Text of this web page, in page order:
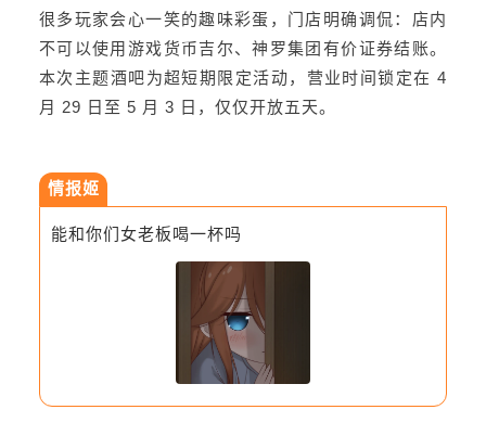
很多玩家会心一笑的趣味彩蛋，门店明确调侃：店内
不可以使用游戏货币吉尔、神罗集团有价证券结账。
本次主题酒吧为超短期限定活动，营业时间锁定在 4
月 29 日至 5 月 3 日，仅仅开放五天。
情报姬
能和你们女老板喝一杯吗